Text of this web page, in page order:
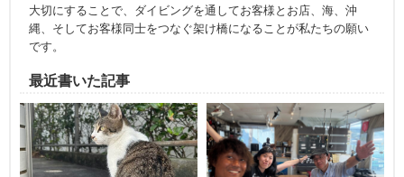
大切にすることで、ダイビングを通してお客様とお店、海、沖
縄、そしてお客様同士をつなぐ架け橋になることが私たちの願い
です。
最近書いた記事